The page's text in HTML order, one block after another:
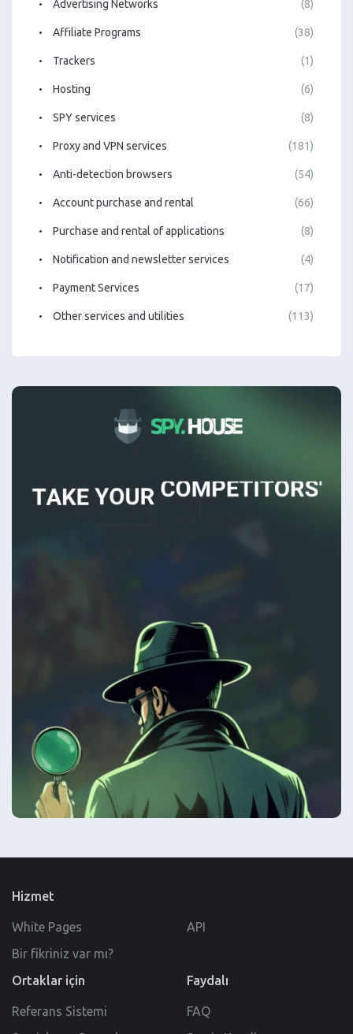
Advertising Networks (8)
Affiliate Programs (38)
Trackers (1)
Hosting (6)
SPY services (8)
Proxy and VPN services (181)
Anti-detection browsers (54)
Account purchase and rental (66)
Purchase and rental of applications (8)
Notification and newsletter services (4)
Payment Services (17)
Other services and utilities (113)
Hizmet
White Pages
API
Bir fikriniz var mı?
Ortaklar için
Referans Sistemi
Faydalı
FAQ